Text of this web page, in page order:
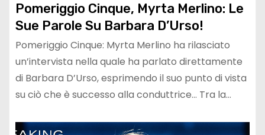
Pomeriggio Cinque, Myrta Merlino: Le
Sue Parole Su Barbara D’Urso!
Pomeriggio Cinque: Myrta Merlino ha rilasciato
un’intervista nella quale ha parlato direttamente
di Barbara D’Urso, esprimendo il suo punto di vista
su ciò che è successo alla conduttrice… Tra la…